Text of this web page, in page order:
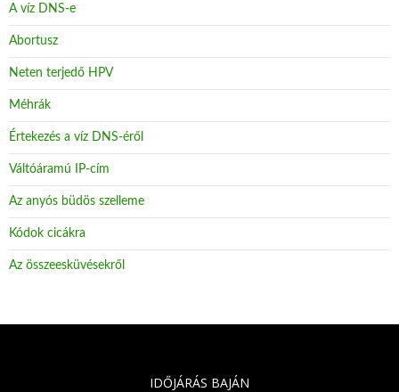
A víz DNS-e
Abortusz
Neten terjedő HPV
Méhrák
Értekezés a víz DNS-éről
Váltóáramú IP-cím
Az anyós büdös szelleme
Kódok cicákra
Az összeesküvésekről
IDŐJÁRÁS BAJÁN